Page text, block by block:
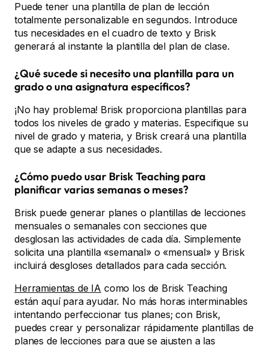
Puede tener una plantilla de plan de lección
totalmente personalizable en segundos. Introduce
tus necesidades en el cuadro de texto y Brisk
generará al instante la plantilla del plan de clase.
¿Qué sucede si necesito una plantilla para un
grado o una asignatura específicos?
¡No hay problema! Brisk proporciona plantillas para
todos los niveles de grado y materias. Especifique su
nivel de grado y materia, y Brisk creará una plantilla
que se adapte a sus necesidades.
¿Cómo puedo usar Brisk Teaching para
planificar varias semanas o meses?
Brisk puede generar planes o plantillas de lecciones
mensuales o semanales con secciones que
desglosan las actividades de cada día. Simplemente
solicita una plantilla «semanal» o «mensual» y Brisk
incluirá desgloses detallados para cada sección.
Herramientas de IA como los de Brisk Teaching
están aquí para ayudar. No más horas interminables
intentando perfeccionar tus planes; con Brisk,
puedes crear y personalizar rápidamente plantillas de
planes de lecciones para que se ajusten a las